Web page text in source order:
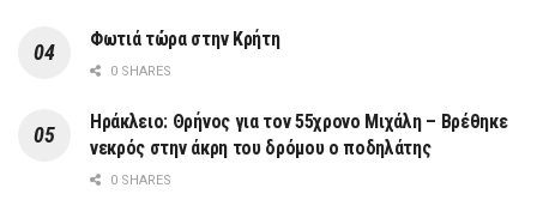
Φωτιά τώρα στην Κρήτη
0 SHARES
Ηράκλειο: Θρήνος για τον 55χρονο Μιχάλη – Βρέθηκε
νεκρός στην άκρη του δρόμου ο ποδηλάτης
0 SHARES